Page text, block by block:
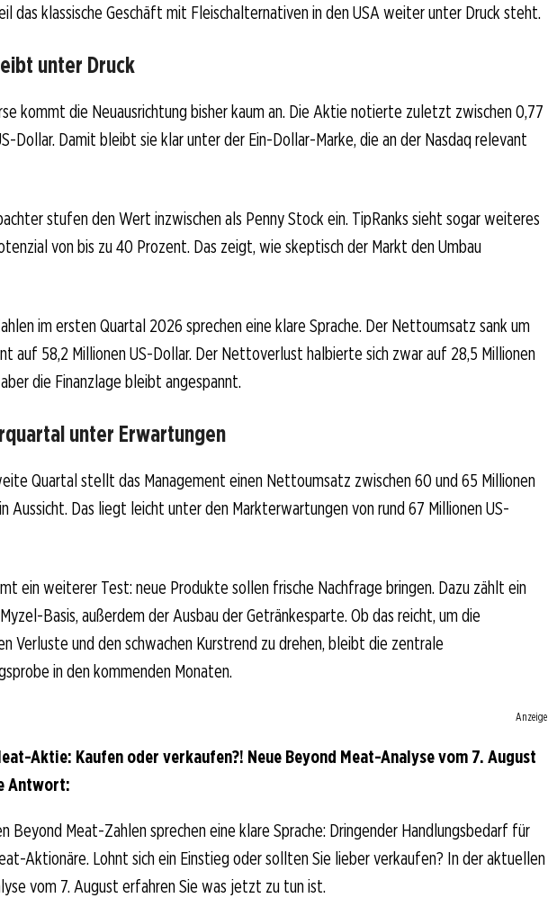
das klassische Geschäft mit Fleischalternativen in den USA weiter unter Druck steht.
unter Druck
kommt die Neuausrichtung bisher kaum an. Die Aktie notierte zuletzt zwischen 0,77
Dollar. Damit bleibt sie klar unter der Ein-Dollar-Marke, die an der Nasdaq relevant
stufen den Wert inzwischen als Penny Stock ein. TipRanks sieht sogar weiteres
von bis zu 40 Prozent. Das zeigt, wie skeptisch der Markt den Umbau
im ersten Quartal 2026 sprechen eine klare Sprache. Der Nettoumsatz sank um
auf 58,2 Millionen US-Dollar. Der Nettoverlust halbierte sich zwar auf 28,5 Millionen
die Finanzlage bleibt angespannt.
unter Erwartungen
Quartal stellt das Management einen Nettoumsatz zwischen 60 und 65 Millionen
Aussicht. Das liegt leicht unter den Markterwartungen von rund 67 Millionen US-
ein weiterer Test: neue Produkte sollen frische Nachfrage bringen. Dazu zählt ein
Basis, außerdem der Ausbau der Getränkesparte. Ob das reicht, um die
Verluste und den schwachen Kurstrend zu drehen, bleibt die zentrale
in den kommenden Monaten.
Anzeige
Aktie: Kaufen oder verkaufen?! Neue Beyond Meat-Analyse vom 7. August
Antwort:
Beyond Meat-Zahlen sprechen eine klare Sprache: Dringender Handlungsbedarf für
Aktionäre. Lohnt sich ein Einstieg oder sollten Sie lieber verkaufen? In der aktuellen
vom 7. August erfahren Sie was jetzt zu tun ist.